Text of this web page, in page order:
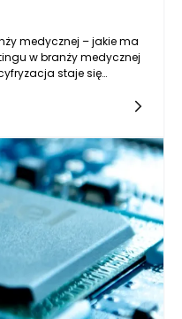
medycznej – jakie ma
w branży medycznej
staje się